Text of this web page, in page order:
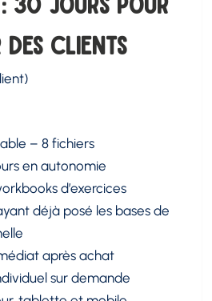
CLIENTS
– 8 fichiers
en autonomie
d’exercices
déjà posé les bases de
après achat
sur demande